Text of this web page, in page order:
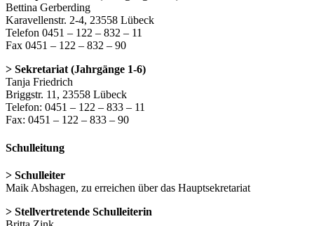
Bettina Gerberding
Karavellenstr. 2-4, 23558 Lübeck
Telefon 0451 – 122 – 832 – 11
Fax 0451 – 122 – 832 – 90
> Sekretariat (Jahrgänge 1-6)
Tanja Friedrich
Briggstr. 11, 23558 Lübeck
Telefon: 0451 – 122 – 833 – 11
Fax: 0451 – 122 – 833 – 90
Schulleitung
> Schulleiter
Maik Abshagen, zu erreichen über das Hauptsekretariat
> Stellvertretende Schulleiterin